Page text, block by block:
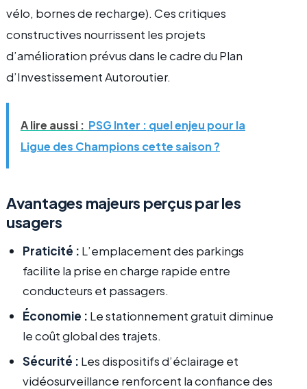
vélo, bornes de recharge). Ces critiques
constructives nourrissent les projets
d’amélioration prévus dans le cadre du Plan
d’Investissement Autoroutier.
A lire aussi : PSG Inter : quel enjeu pour la
Ligue des Champions cette saison ?
Avantages majeurs perçus par les
usagers
Praticité : L’emplacement des parkings
facilite la prise en charge rapide entre
conducteurs et passagers.
Économie : Le stationnement gratuit diminue
le coût global des trajets.
Sécurité : Les dispositifs d’éclairage et
vidéosurveillance renforcent la confiance des